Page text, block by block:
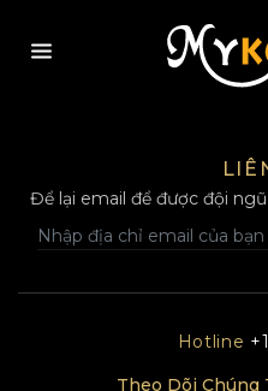
Để lại email để được đội
Hotline
Theo Dõi Chúng